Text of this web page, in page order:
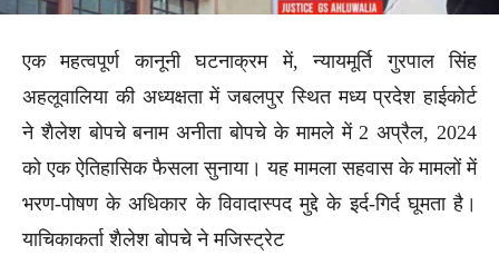
एक महत्वपूर्ण कानूनी घटनाक्रम में, न्यायमूर्ति गुरपाल सिंह
अहलूवालिया की अध्यक्षता में जबलपुर स्थित मध्य प्रदेश हाईकोर्ट
ने शैलेश बोपचे बनाम अनीता बोपचे के मामले में 2 अप्रैल, 2024
को एक ऐतिहासिक फैसला सुनाया। यह मामला सहवास के मामलों में
भरण-पोषण के अधिकार के विवादास्पद मुद्दे के इर्द-गिर्द घूमता है।
याचिकाकर्ता शैलेश बोपचे ने मजिस्ट्रेट